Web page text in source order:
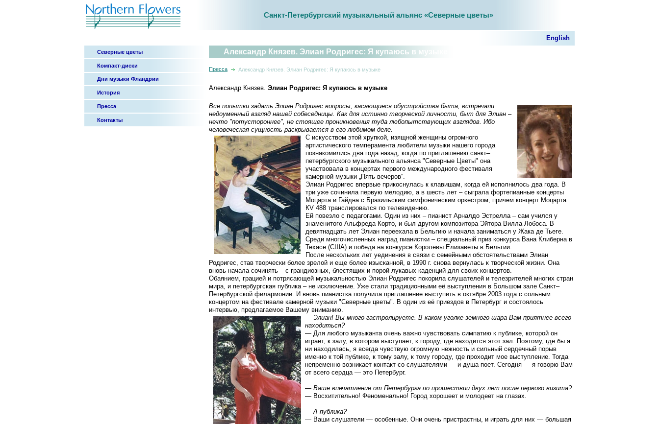
Санкт-Петербургский музыкальный альянс «Северные цветы»
English
Северные цветы
Компакт-диски
Дни музыки Фландрии
История
Пресса
Контакты
Александр Князев. Элиан Родригес: Я купаюсь в музыке
Пресса Александр Князев. Элиан Родригес: Я купаюсь в музыке
Александр Князев. Элиан Родригес: Я купаюсь в музыке
Все попытки задать Элиан Родригес вопросы, касающиеся обустройства быта, встречали
недоуменный взгляд нашей собеседницы. Как для истинно творческой личности, быт для Элиан –
нечто "потустороннее", не стоящее проникновения туда любопытствующих взглядов. Ибо
человеческая сущность раскрывается в его любимом деле.
С искусством этой хрупкой, изящной женщины огромного
артистического темперамента любители музыки нашего города
познакомились два года назад, когда по приглашению санкт–
петербургского музыкального альянса "Северные Цветы" она
участвовала в концертах первого международного фестиваля
камерной музыки „Пять вечеров“.
Элиан Родригес впервые прикоснулась к клавишам, когда ей исполнилось два года. В
три уже сочинила первую мелодию, а в шесть лет – сыграла фортепианные концерты
Моцарта и Гайдна с Бразильским симфоническим оркестром, причем концерт Моцарта
КV 488 транслировался по телевидению.
Ей повезло с педагогами. Один из них – пианист Арналдо Эстрелла – сам учился у
знаменитого Альфреда Корто, и был другом композитора Эйтора Вилла-Лобоса. В
девятнадцать лет Элиан переехала в Бельгию и начала заниматься у Жака де Тьеге.
Среди многочисленных наград пианистки – специальный приз конкурса Вана Клиберна в
Техасе (США) и победа на конкурсе Королевы Елизаветы в Бельгии.
После нескольких лет уединения в связи с семейными обстоятельствами Элиан
Родригес, став творчески более зрелой и еще более изысканной, в 1990 г. снова вернулась к творческой жизни. Она
вновь начала сочинять – с грандиозных, блестящих и порой лукавых каденций для своих концертов.
Обаянием, грацией и потрясающей музыкальностью Элиан Родригес покорила слушателей и телезрителей многих стран
мира, и петербургская публика – не исключение. Уже стали традиционными её выступления в Большом зале Санкт–
Петербургской филармонии. И вновь пианистка получила приглашение выступить в октябре 2003 года с сольным
концертом на фестивале камерной музыки "Северные цветы". В один из её приездов в Петербург и состоялось
интервью, предлагаемое Вашему вниманию.
— Элиан! Вы много гастролируете. В каком уголке земного шара Вам приятнее всего
находиться?
— Для любого музыканта очень важно чувствовать симпатию к публике, которой он
играет, к залу, в котором выступает, к городу, где находится этот зал. Поэтому, где бы я
ни находилась, я всегда чувствую огромную нежность и сильный сердечный порыв
именно к той публике, к тому залу, к тому городу, где проходит мое выступление. Тогда
непременно возникает контакт со слушателями — и душа поет. Сегодня — я говорю Вам
от всего сердца — это Петербург.
— Ваше впечатление от Петербурга по прошествии двух лет после первого визита?
— Восхитительно! Феноменально! Город хорошеет и молодеет на глазах.
— А публика?
— Ваши слушатели — особенные. Они очень пристрастны, и играть для них — большая